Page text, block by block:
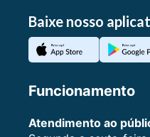
Baixe nosso
Funcionamento
Atendimento ao